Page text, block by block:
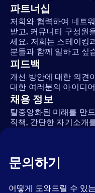
파트너십
저희와 협력하여 네트
받고, 커뮤니티 구성원
세요. 저희는 스테이킹
분들과 함께 일하고 싶
피드백
개선 방안에 대한 의견
대한 여러분의 아이디
채용 정보
탈중앙화된 미래를 만
직책, 간단한 자기소개
문의하기
어떻게 도와드릴 수 있